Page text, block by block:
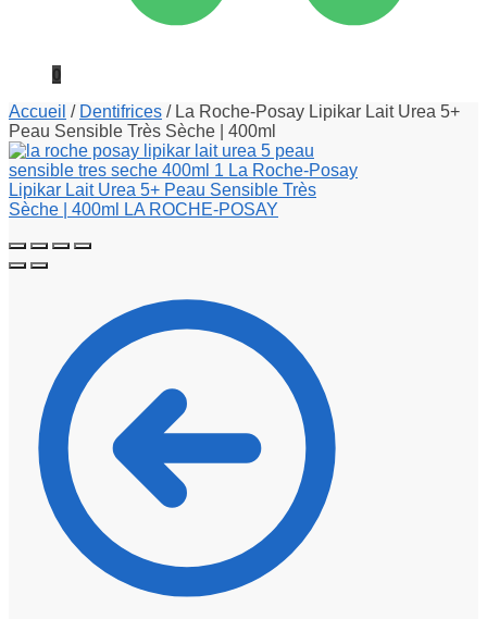
0
Accueil / Dentifrices / La Roche-Posay Lipikar Lait Urea 5+
Peau Sensible Très Sèche | 400ml